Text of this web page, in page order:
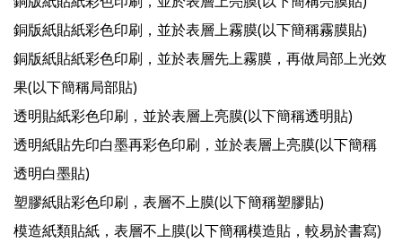
銅版紙貼紙彩色印刷，並於表層上霧膜(以下簡稱霧膜貼)
銅版紙貼紙彩色印刷，並於表層先上霧膜，再做局部上光效
果(以下簡稱局部貼)
透明貼紙彩色印刷，並於表層上亮膜(以下簡稱透明貼)
透明紙貼先印白墨再彩色印刷，並於表層上亮膜(以下簡稱
透明白墨貼)
塑膠紙貼彩色印刷，表層不上膜(以下簡稱塑膠貼)
模造紙類貼紙，表層不上膜(以下簡稱模造貼，較易於書寫)